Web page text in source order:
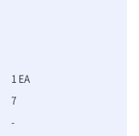
1 EA
7
-